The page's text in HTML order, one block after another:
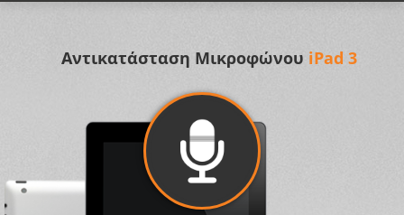
Αντικατάσταση Μικροφώνου iPad 3